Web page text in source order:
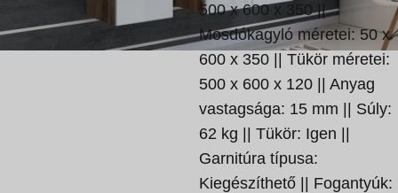
500 x 600 x 350 ||
Mosdókagyló méretei: 50 x
600 x 350 || Tükör méretei:
500 x 600 x 120 || Anyag
vastagsága: 15 mm || Súly:
62 kg || Tükör: Igen ||
Garnitúra típusa:
Kiegészíthető || Fogantyúk: